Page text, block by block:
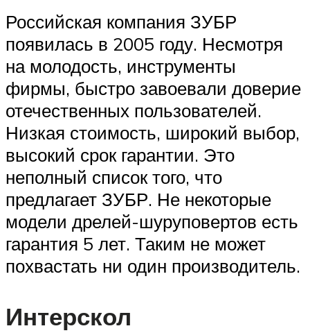
Российская компания ЗУБР
появилась в 2005 году. Несмотря
на молодость, инструменты
фирмы, быстро завоевали доверие
отечественных пользователей.
Низкая стоимость, широкий выбор,
высокий срок гарантии. Это
неполный список того, что
предлагает ЗУБР. Не некоторые
модели дрелей-шуруповертов есть
гарантия 5 лет. Таким не может
похвастать ни один производитель.
Интерскол